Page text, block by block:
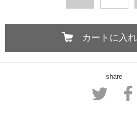
カートに入
share